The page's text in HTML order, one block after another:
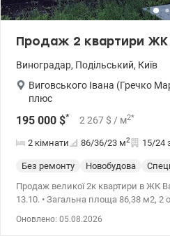
Продаж 2 квартири ЖК
Виноградар, Подільський, Київ
Виговського Івана (Гречко
плюс
195 000 $* 2 267 $ / м2*
2 кімнати 86/36/23 м2 15/24
Без ремонту Новобудова
Продаж великої 2к квартири в ЖК
13.10. • Загальна площа 86,38 м2, 2
Оновлено: 05.08.2026